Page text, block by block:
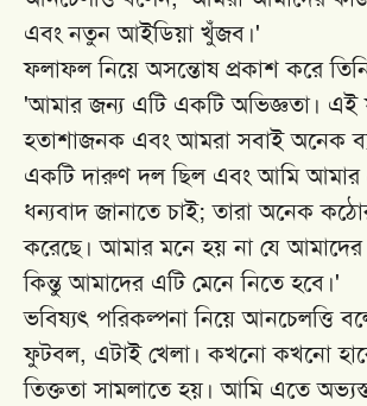
এবং নতুন আইডিয়া খুঁজব।'
ফলাফল নিয়ে অসন্তোষ প্রকাশ করে
'আমার জন্য এটি একটি অভিজ্ঞতা। এই
হতাশাজনক এবং আমরা সবাই অনেক
একটি দারুণ দল ছিল এবং আমি আমার
ধন্যবাদ জানাতে চাই; তারা অনেক
করেছে। আমার মনে হয় না যে আমাদের
কিন্তু আমাদের এটি মেনে নিতে হবে।'
ভবিষ্যৎ পরিকল্পনা নিয়ে আনচেলত্তি
ফুটবল, এটাই খেলা। কখনো কখনো
তিক্ততা সামলাতে হয়। আমি এতে